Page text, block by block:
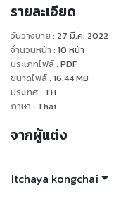
เรียกว่า ถ้ำพระ เนื่องจา
ถ้ำแห่งนี้
รายละเอียด
วันวางขาย : 27 มี.ค. 2022
จำนวนหน้า : 10 หน้า
ประเภทไฟล์: PDF
ขนาดไฟล์: 16.44MB
ประเทศ: TH
ภาษา : Thai
จากผู้แต่ง
Itchaya kongchai